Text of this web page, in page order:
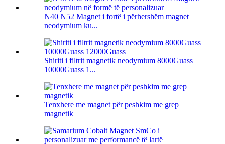
N40 N52 Magnet i fortë i përhershëm magnet
neodymium ku...
Shiriti i filtrit magnetik neodymium 8000Guass
10000Guass 1...
Tenxhere me magnet për peshkim me grep
magnetik